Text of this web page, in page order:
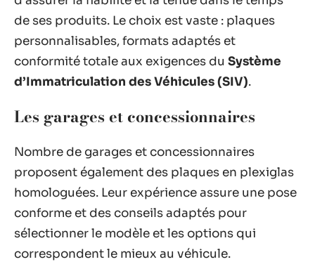
de ses produits. Le choix est vaste : plaques
personnalisables, formats adaptés et
conformité totale aux exigences du Système
d’Immatriculation des Véhicules (SIV).
Les garages et concessionnaires
Nombre de garages et concessionnaires
proposent également des plaques en plexiglas
homologuées. Leur expérience assure une pose
conforme et des conseils adaptés pour
sélectionner le modèle et les options qui
correspondent le mieux au véhicule.